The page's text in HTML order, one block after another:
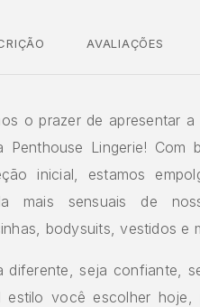
AVALIAÇÕES
o prazer de apresentar
Penthouse Lingerie!
inicial, estamos
mais sensuais de
bodysuits, vestidos e
diferente, seja confiante,
estilo você escolher